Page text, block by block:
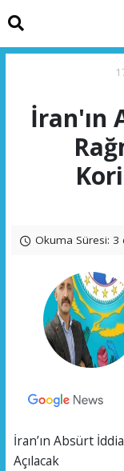
İran'ın
Okuma Süresi: 3
İran’ın Absürt
Açılacak